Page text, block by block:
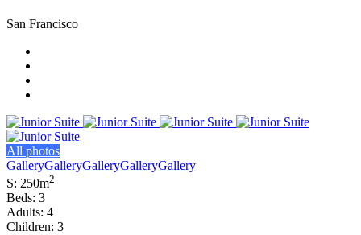
San Francisco
All photos
GalleryGalleryGalleryGalleryGallery
S: 250m2
Beds: 3
Adults: 4
Children: 3